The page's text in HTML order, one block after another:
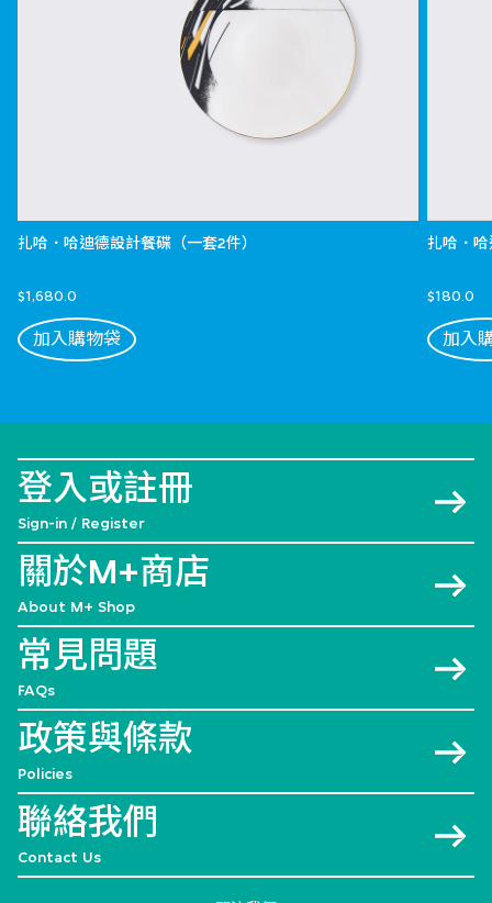
扎哈．哈迪德設計餐碟（一套2件）
$1,680.0
加入購物袋
扎哈．
$180.0
加入
登入或註冊
Sign-in / Register
關於M+商店
About M+ Shop
常見問題
FAQs
政策與條款
Policies
聯絡我們
Contact Us